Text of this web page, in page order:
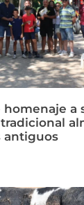
a
antiguos